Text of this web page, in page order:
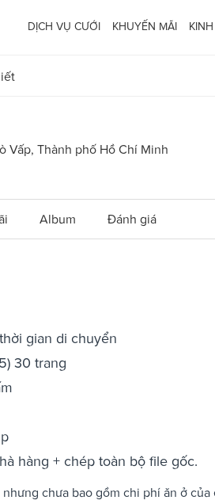
DỊCH VỤ CƯỚI KHUYẾN MÃI
Vấp, Thành phố Hồ Chí Minh
Album Đánh giá
gian di chuyển
30 trang
hàng + chép toàn bộ file gốc.
chưa bao gồm chi phí ăn ở